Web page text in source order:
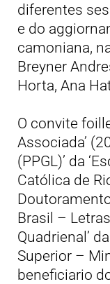
diferentes
e do
camoniana,
Breyner
Horta, Ana
O convite
Associada’
(PPGL)’ da
Católica de
Brasil –
Quadrienal’
Superior –
beneficiario